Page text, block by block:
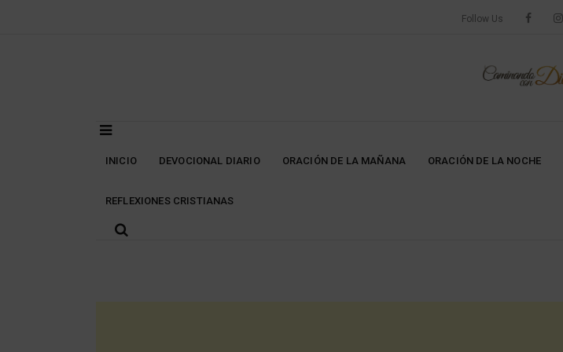
Follow Us
INICIO DEVOCIONAL DIARIO ORACIÓN DE LA MAÑANA ORACIÓN DE LA NOCHE
REFLEXIONES CRISTIANAS